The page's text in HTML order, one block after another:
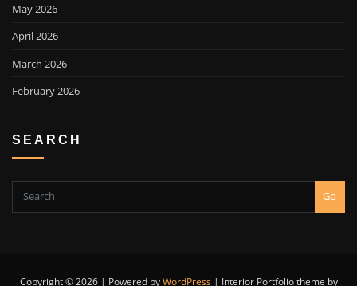
May 2026
April 2026
March 2026
February 2026
SEARCH
Go
Copyright © 2026 | Powered byWordPress | Interior Portfolio theme by